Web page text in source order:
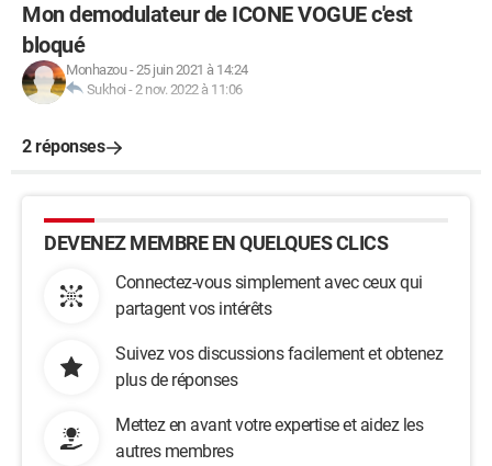
Mon demodulateur de ICONE VOGUE c'est
bloqué
Monhazou-25 juin 2021 à 14:24
Sukhoi -2 nov. 2022 à 11:06
2 réponses
DEVENEZ MEMBRE EN QUELQUES CLICS
Connectez-vous simplement avec ceux qui
partagent vos intérêts
Suivez vos discussions facilement et obtenez
plus de réponses
Mettez en avant votre expertise et aidez les
autres membres